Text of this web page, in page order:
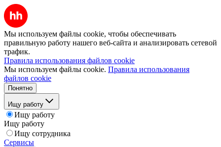
Мы используем файлы cookie, чтобы обеспечивать
правильную работу нашего веб-сайта и анализировать сетевой
трафик.
Правила использования файлов cookie
Мы используем файлы cookie. Правила использования
файлов cookie
Понятно
Ищу работу
Ищу работу
Ищу работу
Ищу сотрудника
Сервисы